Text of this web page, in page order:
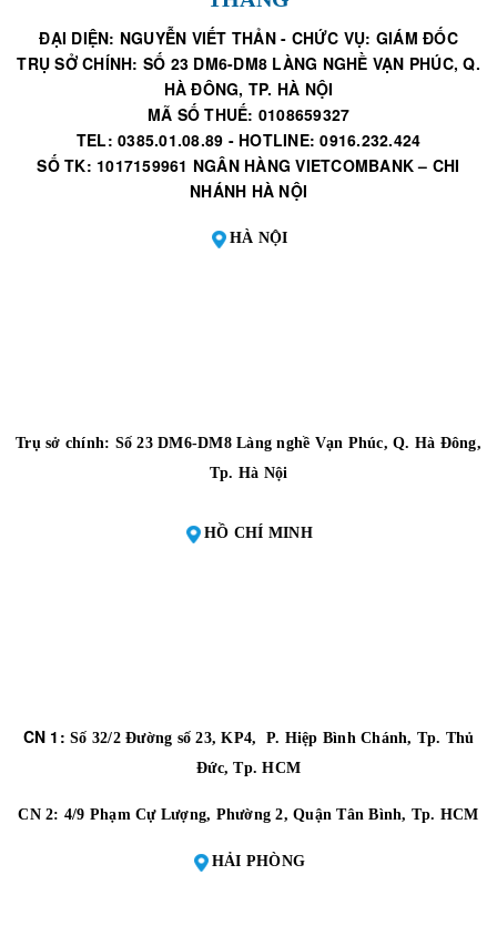
ĐẠI DIỆN: NGUYỄN VIẾT THẢN - CHỨC VỤ: GIÁM ĐỐC
TRỤ SỞ CHÍNH: SỐ 23 DM6-DM8 LÀNG NGHỀ VẠN PHÚC, Q.
HÀ ĐÔNG, TP. HÀ NỘI
MÃ SỐ THUẾ: 0108659327
TEL: 0385.01.08.89 - HOTLINE: 0916.232.424
SỐ TK: 1017159961 NGÂN HÀNG VIETCOMBANK – CHI
NHÁNH HÀ NỘI
HÀ NỘI
Trụ sở chính: Số 23 DM6-DM8 Làng nghề Vạn Phúc, Q. Hà Đông,
Tp. Hà Nội
HỒ CHÍ MINH
CN 1: Số 32/2 Đường số 23, KP4, P. Hiệp Bình Chánh, Tp. Thủ
Đức, Tp. HCM
CN 2: 4/9 Phạm Cự Lượng, Phường 2, Quận Tân Bình, Tp. HCM
HẢI PHÒNG